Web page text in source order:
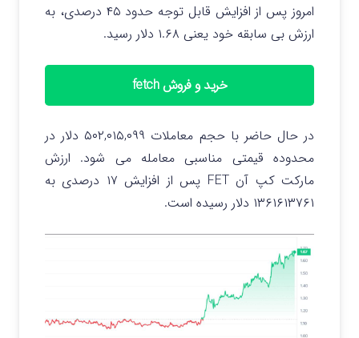
امروز پس از افزایش قابل توجه حدود ۴۵ درصدی، به
ارزش بی سابقه خود یعنی ۱.۶۸ دلار رسید.
خرید و فروش fetch
در حال حاضر با حجم معاملات ۵۰۲,۰۱۵,۰۹۹ دلار در
محدوده قیمتی مناسبی معامله می شود. ارزش
مارکت کپ آن FET پس از افزایش ۱۷ درصدی به
۱۳۶۱۶۱۳۷۶۱ دلار رسیده است.